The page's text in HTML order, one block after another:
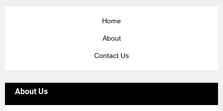
Home
About
Contact Us
About Us